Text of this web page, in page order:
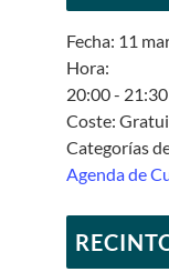
Fecha: 11
Hora:
20:00 - 21:30
Coste:
Categorías
Agenda de